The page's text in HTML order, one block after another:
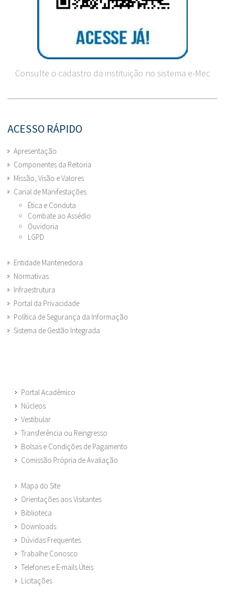
Consulte o cadastro da instituição no sistema e-Mec
ACESSO RÁPIDO
Apresentação
Componentes da Reitoria
Missão, Visão e Valores
Canal de Manifestações
Ética e Conduta
Combate ao Assédio
Ouvidoria
LGPD
Entidade Mantenedora
Normativas
Infraestrutura
Portal da Privacidade
Política de Segurança da Informação
Sistema de Gestão Integrada
Portal Acadêmico
Núcleos
Vestibular
Transferência ou Reingresso
Bolsas e Condições de Pagamento
Comissão Própria de Avaliação
Mapa do Site
Orientações aos Visitantes
Biblioteca
Downloads
Dúvidas Frequentes
Trabalhe Conosco
Telefones e E-mails Úteis
Licitações